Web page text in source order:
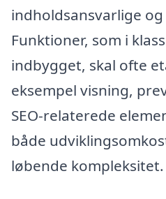
indholdsansvarlige
Funktioner, som i
indbygget, skal ofte
eksempel visning,
SEO-relaterede
både
løbende kompleksitet.